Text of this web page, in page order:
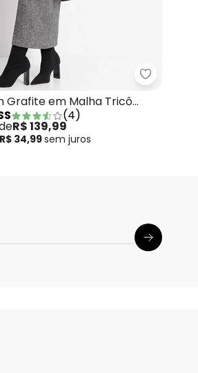
Verde Escuro em Malha Tricô
Quintess
Grafite em Malha Tricô
(4)
R$ 139,99
R$ 34,99sem juros